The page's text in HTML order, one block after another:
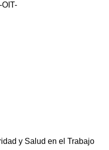
y Salud en el Trabajo